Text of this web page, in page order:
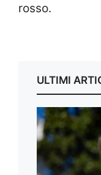
rosso.
ULTIMI